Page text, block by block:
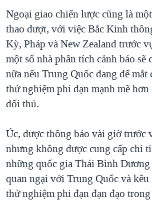
Ngoại giao chiến lược cũng là
thao dượt, với việc Bắc Kinh
Kỳ, Pháp và New Zealand trước
một số nhà phân tích cảnh báo sẽ
nữa nếu Trung Quốc đang để mắt
thử nghiệm phi đạn mạnh mẽ hơn
đối thủ.
Úc, được thông báo vài giờ trước
nhưng không được cung cấp chi
những quốc gia Thái Bình
quan ngại với Trung Quốc và
thử nghiệm phi đạn đạn đạo